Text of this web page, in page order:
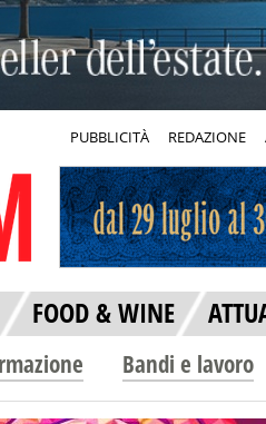
PUBBLICITÀ REDAZIONE
FOOD & WINE
Bandi e lavoro